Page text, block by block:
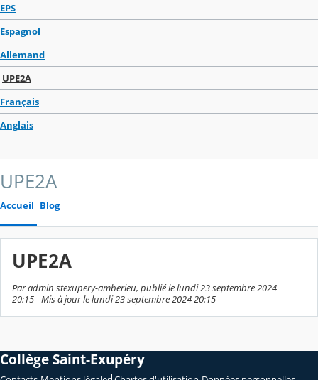
EPS
Espagnol
Allemand
UPE2A
Français
Anglais
UPE2A
Accueil Blog
UPE2A
Par admin stexupery-amberieu, publié le lundi 23 septembre 2024
20:15 - Mis à jour le lundi 23 septembre 2024 20:15
Collège Saint-Exupéry